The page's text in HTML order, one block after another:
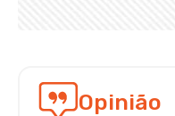
Opinião